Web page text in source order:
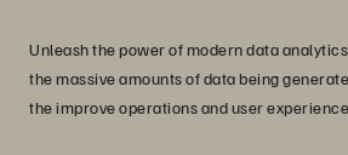
Unleash the power of modern data
the massive amounts of data being
the improve operations and user